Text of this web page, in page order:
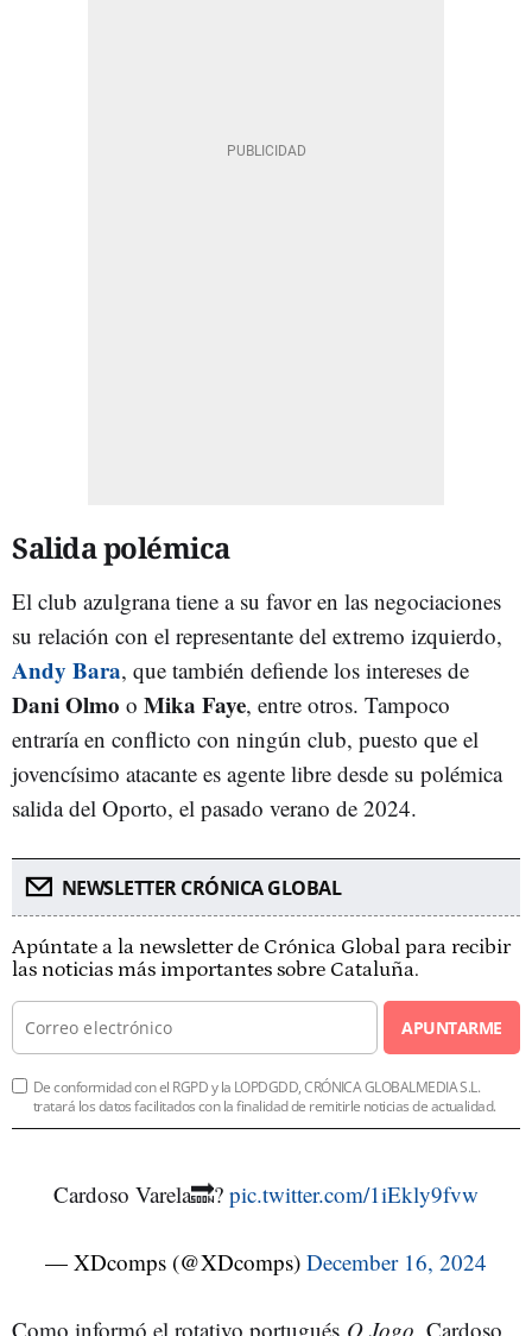
Salida polémica
El club azulgrana tiene a su favor en las negociaciones
su relación con el representante del extremo izquierdo,
Andy Bara, que también defiende los intereses de
Dani Olmo o Mika Faye, entre otros. Tampoco
entraría en conflicto con ningún club, puesto que el
jovencísimo atacante es agente libre desde su polémica
salida del Oporto, el pasado verano de 2024.
NEWSLETTER CRÓNICA GLOBAL
Apúntate a la newsletter de Crónica Global para recibir
las noticias más importantes sobre Cataluña.
APUNTARME
De conformidad con el RGPD y la LOPDGDD, CRÓNICA GLOBALMEDIA S.L.
tratará los datos facilitados con la finalidad de remitirle noticias de actualidad.
Cardoso Varela🔜? pic.twitter.com/1iEkly9fvw
— XDcomps (@XDcomps) December 16, 2024
Como informó el rotativo portugués O Jogo , Cardoso